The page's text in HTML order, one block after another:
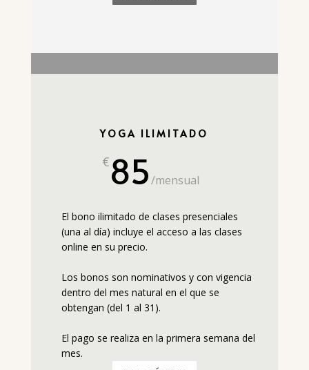
YOGA ILIMITADO
€85/mensual
El bono ilimitado de clases presenciales
(una al día) incluye el acceso a las clases
online en su precio.
Los bonos son nominativos y con vigencia
dentro del mes natural en el que se
obtengan (del 1 al 31).
El pago se realiza en la primera semana del
mes.